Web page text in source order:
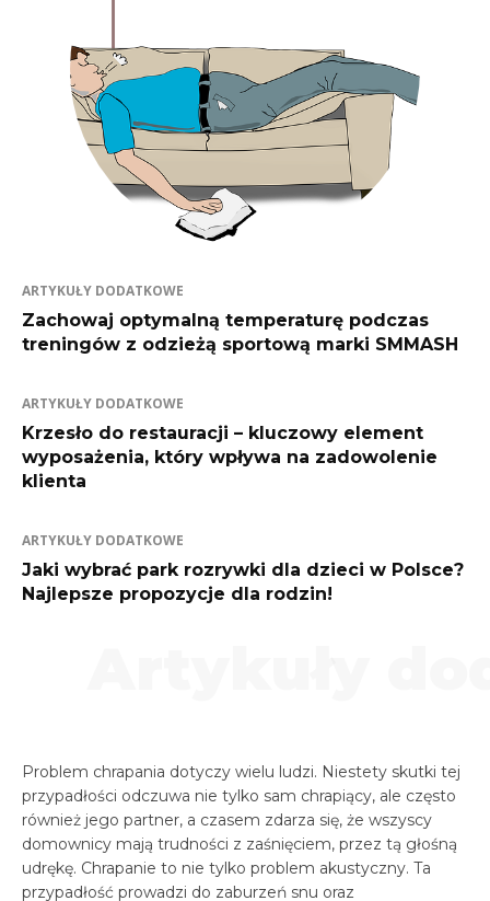
ARTYKUŁY DODATKOWE
Zachowaj optymalną temperaturę podczas
treningów z odzieżą sportową marki SMMASH
ARTYKUŁY DODATKOWE
Krzesło do restauracji – kluczowy element
wyposażenia, który wpływa na zadowolenie
klienta
ARTYKUŁY DODATKOWE
Jaki wybrać park rozrywki dla dzieci w Polsce?
Najlepsze propozycje dla rodzin!
Problem chrapania dotyczy wielu ludzi. Niestety skutki tej
przypadłości odczuwa nie tylko sam chrapiący, ale często
również jego partner, a czasem zdarza się, że wszyscy
domownicy mają trudności z zaśnięciem, przez tą głośną
udrękę. Chrapanie to nie tylko problem akustyczny. Ta
przypadłość prowadzi do zaburzeń snu oraz